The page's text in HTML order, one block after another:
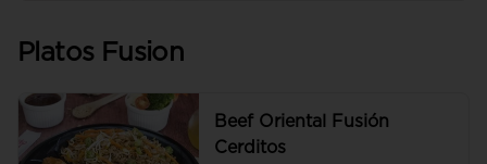
Platos Fusion
Beef Oriental Fusión
Cerditos